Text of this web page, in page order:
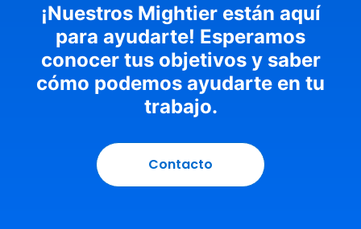
¡Nuestros Mightier están aquí
para ayudarte! Esperamos
conocer tus objetivos y saber
cómo podemos ayudarte en tu
trabajo.
Contacto